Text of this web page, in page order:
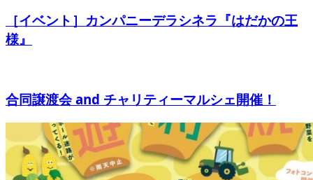
［イベント］カンパニーデラシネラ『はだかの王
様』
合同譲渡会 and チャリティーマルシェ開催！